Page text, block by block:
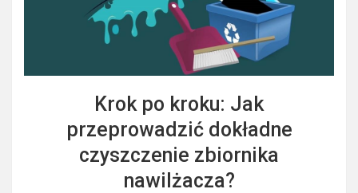
Krok po kroku: Jak
przeprowadzić dokładne
czyszczenie zbiornika
nawilżacza?